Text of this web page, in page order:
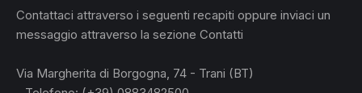
Contattaci attraverso i seguenti recapiti oppure inviaci un
messaggio attraverso la sezione Contatti
Via Margherita di Borgogna, 74 - Trani (BT)